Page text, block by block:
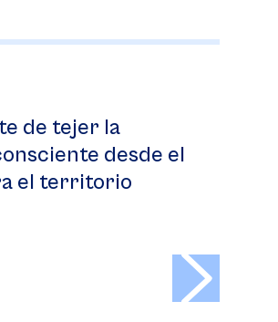
de tejer la
desde el
el territorio